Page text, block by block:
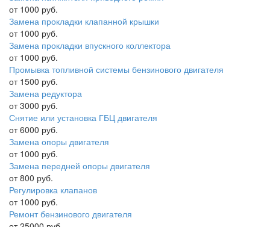
от 1000 руб.
Замена прокладки клапанной крышки
от 1000 руб.
Замена прокладки впускного коллектора
от 1000 руб.
Промывка топливной системы бензинового двигателя
от 1500 руб.
Замена редуктора
от 3000 руб.
Снятие или установка ГБЦ двигателя
от 6000 руб.
Замена опоры двигателя
от 1000 руб.
Замена передней опоры двигателя
от 800 руб.
Регулировка клапанов
от 1000 руб.
Ремонт бензинового двигателя